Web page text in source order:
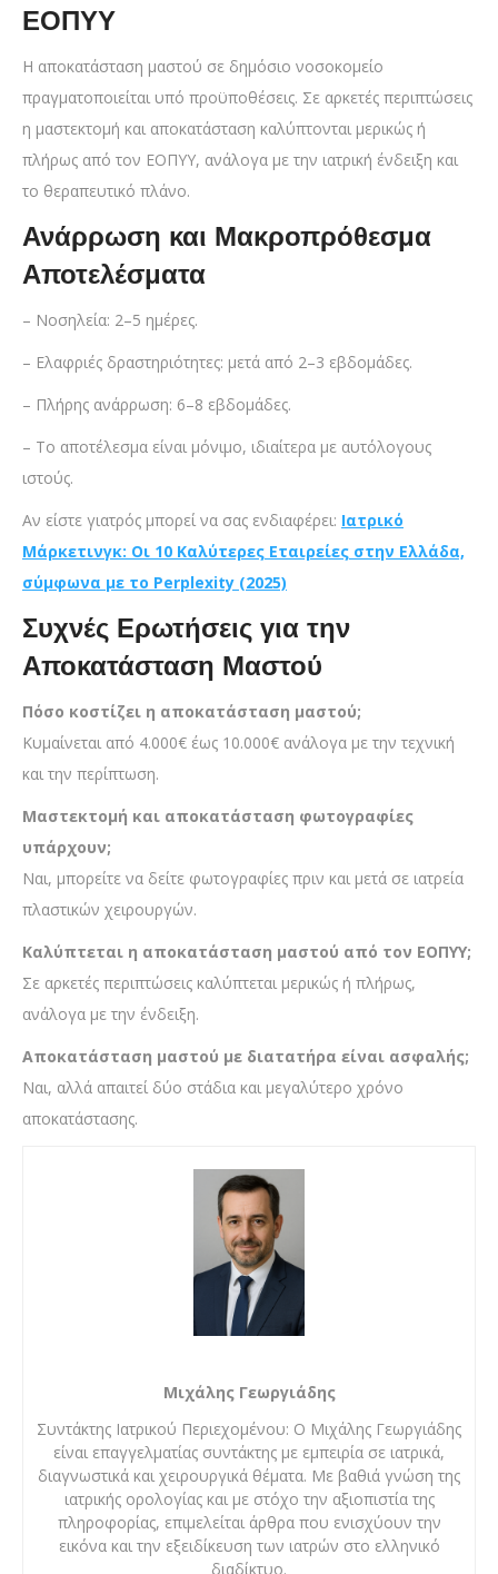
ΕΟΠΥΥ
Η αποκατάσταση μαστού σε δημόσιο νοσοκομείο
πραγματοποιείται υπό προϋποθέσεις. Σε αρκετές περιπτώσεις
η μαστεκτομή και αποκατάσταση καλύπτονται μερικώς ή
πλήρως από τον ΕΟΠΥΥ, ανάλογα με την ιατρική ένδειξη και
το θεραπευτικό πλάνο.
Ανάρρωση και Μακροπρόθεσμα
Αποτελέσματα
– Νοσηλεία: 2–5 ημέρες.
– Ελαφριές δραστηριότητες: μετά από 2–3 εβδομάδες.
– Πλήρης ανάρρωση: 6–8 εβδομάδες.
– Το αποτέλεσμα είναι μόνιμο, ιδιαίτερα με αυτόλογους
ιστούς.
Αν είστε γιατρός μπορεί να σας ενδιαφέρει: Ιατρικό
Μάρκετινγκ: Οι 10 Καλύτερες Εταιρείες στην Ελλάδα,
σύμφωνα με το Perplexity (2025)
Συχνές Ερωτήσεις για την
Αποκατάσταση Μαστού
Πόσο κοστίζει η αποκατάσταση μαστού;
Κυμαίνεται από 4.000€ έως 10.000€ ανάλογα με την τεχνική
και την περίπτωση.
Μαστεκτομή και αποκατάσταση φωτογραφίες
υπάρχουν;
Ναι, μπορείτε να δείτε φωτογραφίες πριν και μετά σε ιατρεία
πλαστικών χειρουργών.
Καλύπτεται η αποκατάσταση μαστού από τον ΕΟΠΥΥ;
Σε αρκετές περιπτώσεις καλύπτεται μερικώς ή πλήρως,
ανάλογα με την ένδειξη.
Αποκατάσταση μαστού με διατατήρα είναι ασφαλής;
Ναι, αλλά απαιτεί δύο στάδια και μεγαλύτερο χρόνο
αποκατάστασης.
Μιχάλης Γεωργιάδης
Συντάκτης Ιατρικού Περιεχομένου: Ο Μιχάλης Γεωργιάδης
είναι επαγγελματίας συντάκτης με εμπειρία σε ιατρικά,
διαγνωστικά και χειρουργικά θέματα. Με βαθιά γνώση της
ιατρικής ορολογίας και με στόχο την αξιοπιστία της
πληροφορίας, επιμελείται άρθρα που ενισχύουν την
εικόνα και την εξειδίκευση των ιατρών στο ελληνικό
διαδίκτυο.